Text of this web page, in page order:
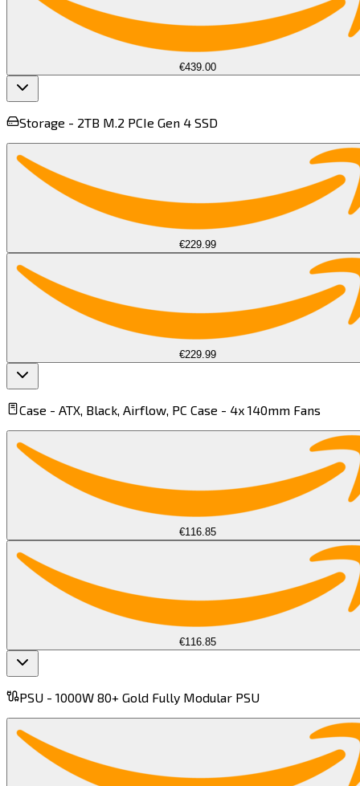
€439.00
Storage - 2TB M.2 PCIe Gen 4 SSD​​​​‌ ‍ ​‍​‍‌‍ ‌ ​‍‌‍‍‌‌‍‌ ‌‍‍‌‌‍ ‍​‍​‍​ ‍‍​‍​‍‌ ​ ‌‍​‌‌‍ ‍‌‍‍‌‌ ‌​‌ ‍‌​‍ ‍‌‍‍‌‌‍ ​‍​‍​‍ ​​‍​‍‌‍‍​‌ ​‍‌‍‌‌‌‍‌‍​‍​‍​ ‍‍​‍​‍​‍ ‌‍​‌‌‍‌​‌‍ ‌‌‍‍‌‌‍ ‍​‍ ‌‍‍‌‌‍ ‍‌ ‌​‌‍‌‌‌‍ ‍‌ ‌​​‍ ‌‍‌‌‌‍‌​‌‍‍‌‌ ‌​​‍ ‌‍ ‌‌‍ ‌‍‌​‌‍‌‌​ ‌‌ ​​‌ ​‍‌‍‌‌‌ ​ ‌‍‌‌‌‍ ‍‌ ‌​‌‍​‌‌ ‌​‌‍‍‌‌‍ ‌‍ ‍​ ‍ ‌‍‍‌‌‍‌​​ ‌‌‍​‍​ ​​​ ‌‌​ ‍​‌‍​ ‌‍​‍​ ​‌​ ​‍​‍ ‌‌‍‌‍‌‍​‌‌‍‌​‌‍‌‍​‍ ‌​ ‌​‌‍​‌​ ​‍‌‍‌‍​‍ ‌‌‍​‍​ ​​​ ​‌​ ‌ ​‍ ‌​ ​​​ ​​​ ‍​​ ​ ​ ​‍​ ​‌​ ‌​​ ‍‌‌‍‌‍​ ​‌​ ‌‌​ ​ ​ ‍ ‌ ‌​‌ ‍‌‌ ​​‌‍‌‌​ ‌‌ ​ ‌ ‌​‌‍ ‌ ​‍‌‍​‌‌‍‌ ‌‍‌‌​ ‍ ‌ ​​‌‍​‌‌ ‌​‌‍‍​​ ‌‌‍ ‍‌‍​‌‌‍ ‌‌‍‌‌​ ‌‍​‍‌‍​‌‌ ​ ‌‍‌‌‌‌‌‌‌ ​‍‌‍ ​​ ‌​‍‌‌​ ​‍‌​‌‍‌‍​‌‌‍‌​‌‍ ‌‌‍‍‌‌‍ ‍​‍‌‍‌‍‍‌‌‍‌​​ ‌‌‍​‍​ ​​​ ‌‌​ ‍​‌‍​ ‌‍​‍​ ​‌​ ​‍​‍ ‌‌‍‌‍‌‍​‌‌‍‌​‌‍‌‍​‍ ‌​ ‌​‌‍​‌​ ​‍‌‍‌‍​‍ ‌‌‍​‍​ ​​​ ​‌​ ‌ ​‍ ‌​ ​​​ ​​​ ‍​​ ​ ​ ​‍​ ​‌​ ‌​​ ‍‌‌‍‌‍​ ​‌​ ‌‌​ ​ ​‍‌‍‌ ‌​‌ ‍‌‌ ​​‌‍‌‌​ ‌‌ ​ ‌ ‌​‌‍ ‌ ​‍‌‍​‌‌‍‌ ‌‍‌‌​‍‌‍‌ ​​‌‍​‌‌ ‌​‌‍‍​​ ‌‌‍ ‍‌‍​‌‌‍ ‌‌‍‌‌​‍‌‍‌ ​​‌‍‌‌‌ ​‍‌ ​ ‌ ​​‌‍‌‌‌‍​ ‌ ‌​‌‍‍‌‌ ‌‍‌‍‌‌​ ‌‌ ​​‌ ‌‌‌‍​‍‌‍ ​‌‍‍‌‌ ​ ‌‍‍​‌‍‌‌‌‍‌​​‍​‍‌ ‌
€229.99
€229.99
Case - ATX, Black, Airflow, PC Case - 4x 140mm Fans​​​​‌ ‍ ​‍​‍‌‍ ‌ ​‍‌‍‍‌‌‍‌ ‌‍‍‌‌‍ ‍​‍​‍​ ‍‍​‍​‍‌ ​ ‌‍​‌‌‍ ‍‌‍‍‌‌ ‌​‌ ‍‌​‍ ‍‌‍‍‌‌‍ ​‍​‍​‍ ​​‍​‍‌‍‍​‌ ​‍‌‍‌‌‌‍‌‍​‍​‍​ ‍‍​‍​‍​‍ ‌‍​‌‌‍‌​‌‍ ‌‌‍‍‌‌‍ ‍​‍ ‌‍‍‌‌‍ ‍‌ ‌​‌‍‌‌‌‍ ‍‌ ‌​​‍ ‌‍‌‌‌‍‌​‌‍‍‌‌ ‌​​‍ ‌‍ ‌‌‍ ‌‍‌​‌‍‌‌​ ‌‌ ​​‌ ​‍‌‍‌‌‌ ​ ‌‍‌‌‌‍ ‍‌ ‌​‌‍​‌‌ ‌​‌‍‍‌‌‍ ‌‍ ‍​ ‍ ‌‍‍‌‌‍‌​​ ‌​ ​​​ ‌ ​ ‌‌​ ​‍​ ‌​​ ​​‌‍‌​​ ‌‌​‍ ‌​ ​​‌‍​ ‌‍​ ‌‍‌‌​‍ ‌​ ‌​​ ​ ‌‍​ ​ ​‍​‍ ‌​ ‍​‌‍​ ​ ‌ ​ ​‍​‍ ‌​ ‌​​ ‍​​ ‌​​ ‌‍​ ​​​ ​ ‌‍​‍​ ‌​​ ​​​ ‌‍​ ​ ‌‍‌​​ ‍ ‌ ‌​‌ ‍‌‌ ​​‌‍‌‌​ ‌‌ ​​‌‍​ ‌‍​ ‌‍​‌‌ ​ ‌‍‌‌​ ‍ ‌ ​​‌‍​‌‌ ‌​‌‍‍​​ ‌‌‍ ‍‌‍​‌‌‍ ‌‌‍‌‌​ ‌‍​‍‌‍​‌‌ ​ ‌‍‌‌‌‌‌‌‌ ​‍‌‍ ​​ ‌​‍‌‌​ ​‍‌​‌‍‌‍​‌‌‍‌​‌‍ ‌‌‍‍‌‌‍ ‍​‍‌‍‌‍‍‌‌‍‌​​ ‌​ ​​​ ‌ ​ ‌‌​ ​‍​ ‌​​ ​​‌‍‌​​ ‌‌​‍ ‌​ ​​‌‍​ ‌‍​ ‌‍‌‌​‍ ‌​ ‌​​ ​ ‌‍​ ​ ​‍​‍ ‌​ ‍​‌‍​ ​ ‌ ​ ​‍​‍ ‌​ ‌​​ ‍​​ ‌​​ ‌‍​ ​​​ ​ ‌‍​‍​ ‌​​ ​​​ ‌‍​ ​ ‌‍‌​​‍‌‍‌ ‌​‌ ‍‌‌ ​​‌‍‌‌​ ‌‌ ​​‌‍​ ‌‍​ ‌‍​‌‌ ​ ‌‍‌‌​‍‌‍‌ ​​‌‍​‌‌ ‌​‌‍‍​​ ‌‌‍ ‍‌‍​‌‌‍ ‌‌‍‌‌​‍‌‍‌ ​​‌‍‌‌‌ ​‍‌ ​ ‌ ​​‌‍‌‌‌‍​ ‌ ‌​‌‍‍‌‌ ‌‍‌‍‌‌​ ‌‌ ​​‌ ‌‌‌‍​‍‌‍ ​‌‍‍‌‌ ​ ‌‍‍​‌‍‌‌‌‍‌​​‍​‍‌ ‌
€116.85
€116.85
PSU - 1000W 80+ Gold Fully Modular PSU​​​​‌ ‍ ​‍​‍‌‍ ‌ ​‍‌‍‍‌‌‍‌ ‌‍‍‌‌‍ ‍​‍​‍​ ‍‍​‍​‍‌ ​ ‌‍​‌‌‍ ‍‌‍‍‌‌ ‌​‌ ‍‌​‍ ‍‌‍‍‌‌‍ ​‍​‍​‍ ​​‍​‍‌‍‍​‌ ​‍‌‍‌‌‌‍‌‍​‍​‍​ ‍‍​‍​‍​‍ ‌‍​‌‌‍‌​‌‍ ‌‌‍‍‌‌‍ ‍​‍ ‌‍‍‌‌‍ ‍‌ ‌​‌‍‌‌‌‍ ‍‌ ‌​​‍ ‌‍‌‌‌‍‌​‌‍‍‌‌ ‌​​‍ ‌‍ ‌‌‍ ‌‍‌​‌‍‌‌​ ‌‌ ​​‌ ​‍‌‍‌‌‌ ​ ‌‍‌‌‌‍ ‍‌ ‌​‌‍​‌‌ ‌​‌‍‍‌‌‍ ‌‍ ‍​ ‍ ‌‍‍‌‌‍‌​​ ‌​ ‌​‌‍​‍​ ​‍​ ​ ‌‍‌​​ ​‌​ ‍‌​ ‌‍​‍ ‌​ ​‍‌‍‌​​ ‌​​ ‌‌​‍ ‌​ ‌​‌‍‌​​ ‍‌​ ‌‌​‍ ‌‌‍​‌​ ​ ‌‍​‌‌‍​ ​‍ ‌​ ‍‌​ ‌‍‌‍‌‍​ ‌‍​ ‌‍​ ‌​‌‍‌‌​ ‍‌​ ​‍​ ‌‌‌‍‌‌​ ‍​​ ‍ ‌ ‌​‌ ‍‌‌ ​​‌‍‌‌​ ‌‌‌​​‌‌​ ‌‌‌‌​ ‍ ‌ ​​‌‍​‌‌ ‌​‌‍‍​​ ‌‌‍ ‍‌‍​‌‌‍ ‌‌‍‌‌​ ‌‍​‍‌‍​‌‌ ​ ‌‍‌‌‌‌‌‌‌ ​‍‌‍ ​​ ‌​‍‌‌​ ​‍‌​‌‍‌‍​‌‌‍‌​‌‍ ‌‌‍‍‌‌‍ ‍​‍‌‍‌‍‍‌‌‍‌​​ ‌​ ‌​‌‍​‍​ ​‍​ ​ ‌‍‌​​ ​‌​ ‍‌​ ‌‍​‍ ‌​ ​‍‌‍‌​​ ‌​​ ‌‌​‍ ‌​ ‌​‌‍‌​​ ‍‌​ ‌‌​‍ ‌‌‍​‌​ ​ ‌‍​‌‌‍​ ​‍ ‌​ ‍‌​ ‌‍‌‍‌‍​ ‌‍​ ‌‍​ ‌​‌‍‌‌​ ‍‌​ ​‍​ ‌‌‌‍‌‌​ ‍​​‍‌‍‌ ‌​‌ ‍‌‌ ​​‌‍‌‌​ ‌‌‌​​‌‌​ ‌‌‌‌​‍‌‍‌ ​​‌‍​‌‌ ‌​‌‍‍​​ ‌‌‍ ‍‌‍​‌‌‍ ‌‌‍‌‌​‍‌‍‌ ​​‌‍‌‌‌ ​‍‌ ​ ‌ ​​‌‍‌‌‌‍​ ‌ ‌​‌‍‍‌‌ ‌‍‌‍‌‌​ ‌‌ ​​‌ ‌‌‌‍​‍‌‍ ​‌‍‍‌‌ ​ ‌‍‍​‌‍‌‌‌‍‌​​‍​‍‌ ‌